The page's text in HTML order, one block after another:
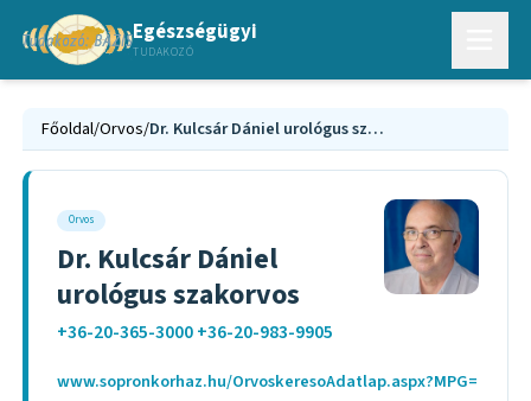
Egészségügyi
TUDAKOZÓ
Főoldal/Orvos/ Dr. Kulcsár Dániel urológus szakorvos
Orvos
Dr. Kulcsár Dániel
urológus szakorvos
+36-20-365-3000 +36-20-983-9905
www.sopronkorhaz.hu/OrvoskeresoAdatlap.aspx?MPG=